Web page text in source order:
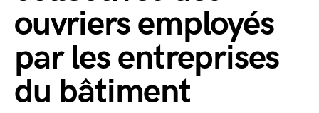
ouvriers employés
par les entreprises
du bâtiment